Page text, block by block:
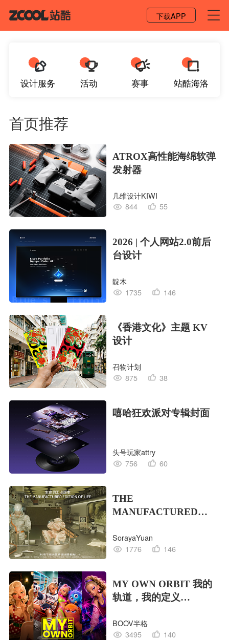
下载APP
设计服务 活动 赛事 站酷海洛
首页推荐
ATROX高性能海绵软弹
发射器
几维设计KIWI
844
55
2026 | 个人网站2.0前后
台设计
靛木
1735
146
《香港文化》主题 KV
设计
召物计划
875
38
嘻哈狂欢派对专辑封面
头号玩家attry
756
60
THE
MANUFACTURED
的工业版本
SorayaYuan
1776
146
MY OWN ORBIT 我的
轨道，我的定义
对
BOOV半格
3495
140